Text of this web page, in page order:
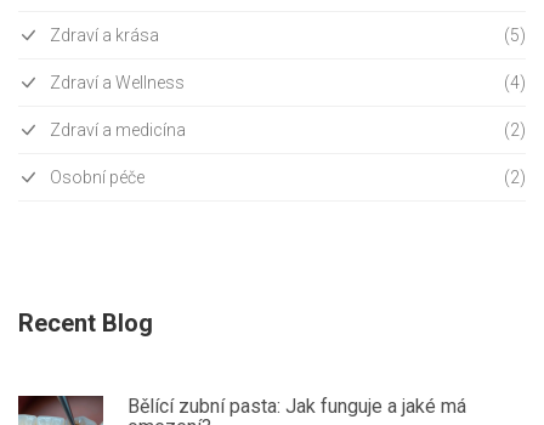
Zdraví a krása (5)
Zdraví a Wellness (4)
Zdraví a medicína (2)
Osobní péče (2)
Recent Blog
Bělící zubní pasta: Jak funguje a jaké má